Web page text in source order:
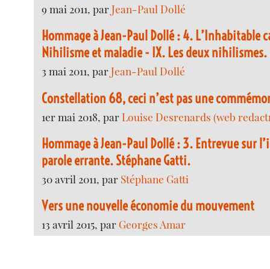
9 mai 2011, parJean-Paul Dollé
Hommage à Jean-Paul Dollé : 4. L’Inhabitable
Nihilisme et maladie - IX. Les deux nihilismes.
3 mai 2011, parJean-Paul Dollé
Constellation 68, ceci n’est pas une
1er mai 2018, parLouise Desrenards (web
Hommage à Jean-Paul Dollé : 3. Entrevue sur
parole errante. Stéphane Gatti.
30 avril 2011, par Stéphane Gatti
Vers une nouvelle économie du mouvement
13 avril 2015, par Georges Amar